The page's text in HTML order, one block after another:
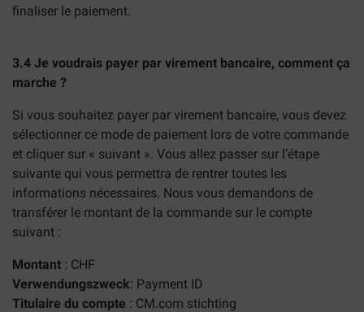
finaliser le paiement.
3.4 Je voudrais payer par virement bancaire, comment ça
marche ?
Si vous souhaitez payer par virement bancaire, vous devez
sélectionner ce mode de paiement lors de votre commande
et cliquer sur « suivant ». Vous allez passer sur l’étape
suivante qui vous permettra de rentrer toutes les
informations nécessaires. Nous vous demandons de
transférer le montant de la commande sur le compte
suivant :
Montant : CHF
Verwendungszweck: Payment ID
Titulaire du compte : CM.com stichting